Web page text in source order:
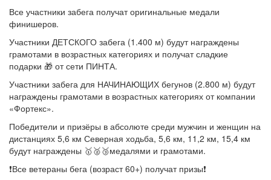
Все участники забега получат оригинальные медали
финишеров.
Участники ДЕТСКОГО забега (1.400 м) будут награждены
грамотами в возрастных категориях и получат сладкие
подарки 🎁 от сети ПИНТА.
Участники забега для НАЧИНАЮЩИХ бегунов (2.800 м) будут
награждены грамотами в возрастных категориях от компании
«Фортекс».
Победители и призёры в абсолюте среди мужчин и женщин на
дистанциях 5,6 км Северная ходьба, 5,6 км, 11,2 км, 15,4 км
будут награждены 🥇🥈🥉медалями и грамотами.
❗️Все ветераны бега (возраст 60+) получат призы❗️